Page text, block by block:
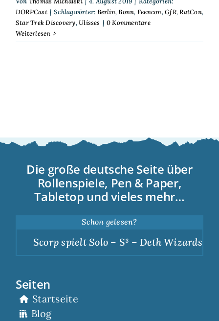
DORPCast | Schlagwörter: Berlin,Bonn, Feencon,GfR,RatCon,
Star Trek Discovery,Ulisses | 0 Kommentare
Weiterlesen
Die große deutsche Seite über
Rollenspiele, Pen & Paper,
Tabletop und vieles mehr…
Schon gelesen?
Scorp spielt Solo – S³ – Deth Wizards –
Seiten
Startseite
Blog